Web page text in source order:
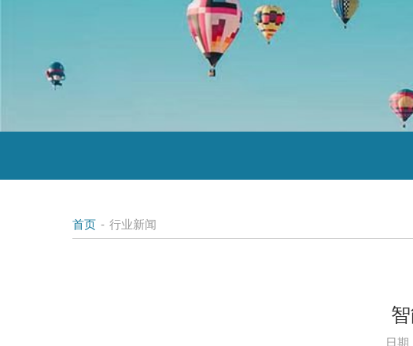
首页 - 行业新闻
日期